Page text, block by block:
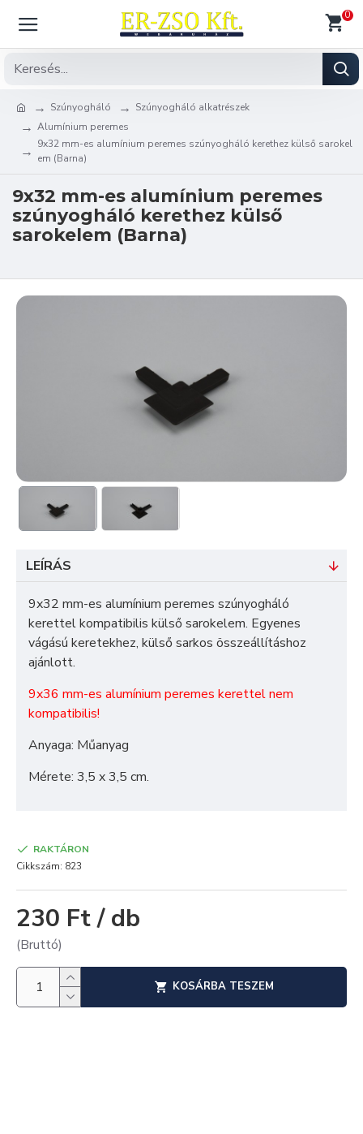
0
Szúnyogháló
Szúnyogháló alkatrészek
Alumínium peremes
9x32 mm-es alumínium peremes szúnyogháló kerethez külső sarokel
em (Barna)
9x32 mm-es alumínium peremes
szúnyogháló kerethez külső
sarokelem (Barna)
LEÍRÁS
9x32 mm-es alumínium peremes szúnyogháló
kerettel kompatibilis külső sarokelem. Egyenes
vágású keretekhez, külső sarkos összeállításhoz
ajánlott.
9x36 mm-es alumínium peremes kerettel nem
kompatibilis!
Anyaga: Műanyag
Mérete: 3,5 x 3,5 cm.
230 Ft / db
(Bruttó)
RAKTÁRON
Cikkszám: 823
KOSÁRBA TESZEM